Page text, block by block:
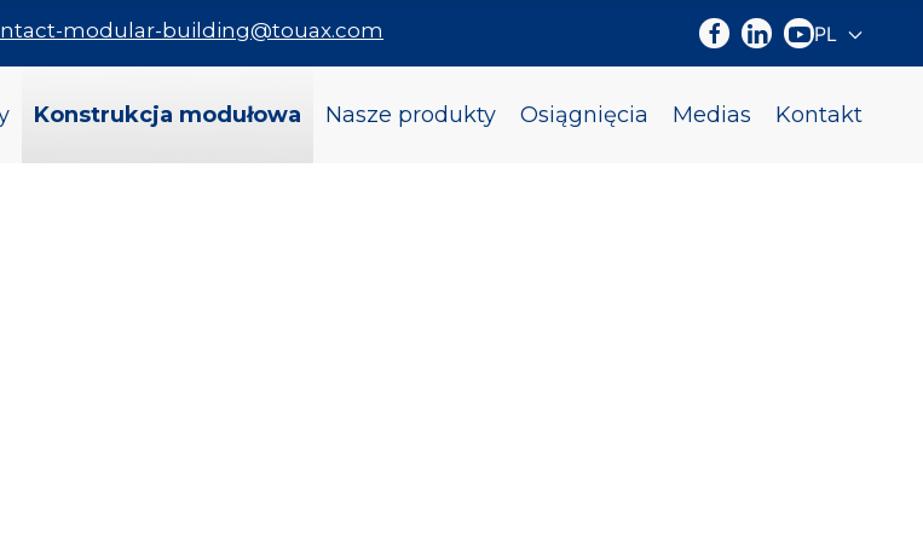
modular-building@touax.com Wybierz
PL
Konstrukcja modułowa Nasze produkty Osiągnięcia Medias Kontakt